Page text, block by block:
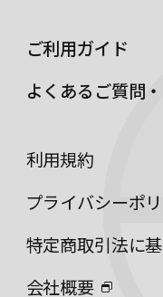
ご利用ガイド
よくあるご質問
利用規約
プライバシーポ
特定商取引法に
会社概要